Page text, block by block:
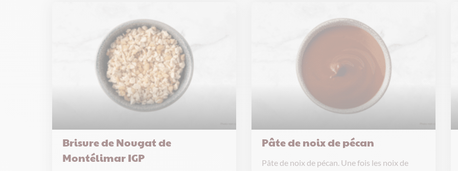
Brisure de Nougat de
Montélimar IGP
Pâte de noix de pécan
Pâte de noix de pécan. Une fois les noix de